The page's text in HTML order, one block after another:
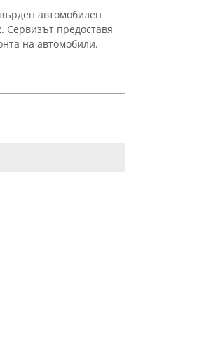
автомобилен
Сервизът предоставя
на автомобили.